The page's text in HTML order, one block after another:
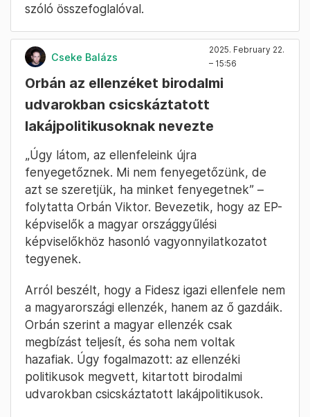
szóló összefoglalóval.
Cseke Balázs
2025. February 22.
– 15:56
Orbán az ellenzéket birodalmi
udvarokban csicskáztatott
lakájpolitikusoknak nevezte
„Úgy látom, az ellenfeleink újra
fenyegetőznek. Mi nem fenyegetőzünk, de
azt se szeretjük, ha minket fenyegetnek” –
folytatta Orbán Viktor. Bevezetik, hogy az EP-
képviselők a magyar országgyűlési
képviselőkhöz hasonló vagyonnyilatkozatot
tegyenek.
Arról beszélt, hogy a Fidesz igazi ellenfele nem
a magyarországi ellenzék, hanem az ő gazdáik.
Orbán szerint a magyar ellenzék csak
megbízást teljesít, és soha nem voltak
hazafiak. Úgy fogalmazott: az ellenzéki
politikusok megvett, kitartott birodalmi
udvarokban csicskáztatott lakájpolitikusok.